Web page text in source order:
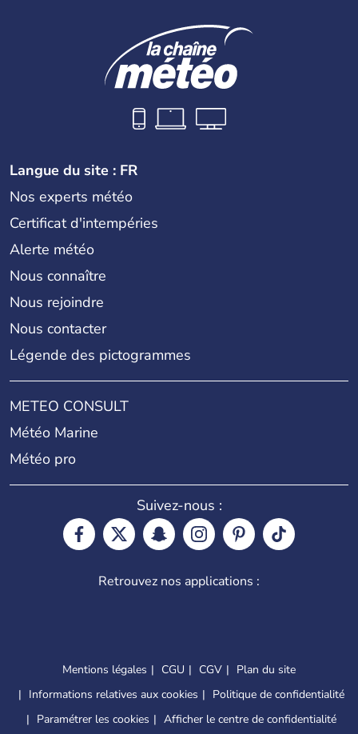
Langue du site : FR
Nos experts météo
Certificat d'intempéries
Alerte météo
Nous connaître
Nous rejoindre
Nous contacter
Légende des pictogrammes
METEO CONSULT
Météo Marine
Météo pro
Suivez-nous :
Retrouvez nos applications :
Mentions légales CGU CGV
Plan du site
Informations relatives aux cookies
Politique de confidentialité
Paramétrer les cookies
Afficher le centre de confidentialité